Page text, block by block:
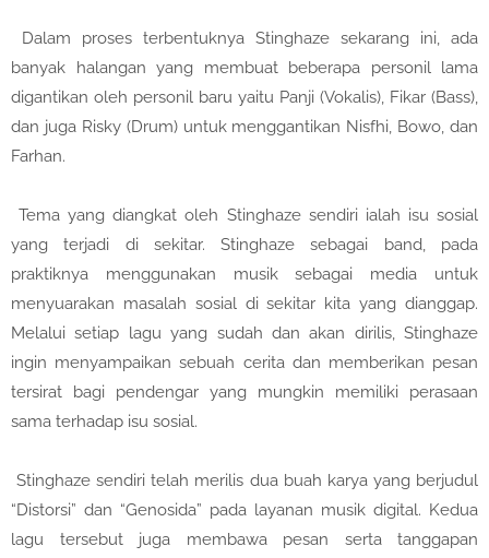
Dalam proses terbentuknya Stinghaze sekarang ini, ada
banyak halangan yang membuat beberapa personil lama
digantikan oleh personil baru yaitu Panji (Vokalis), Fikar (Bass),
dan juga Risky (Drum) untuk menggantikan Nisfhi, Bowo, dan
Farhan.
Tema yang diangkat oleh Stinghaze sendiri ialah isu sosial
yang terjadi di sekitar. Stinghaze sebagai band, pada
praktiknya menggunakan musik sebagai media untuk
menyuarakan masalah sosial di sekitar kita yang dianggap.
Melalui setiap lagu yang sudah dan akan dirilis, Stinghaze
ingin menyampaikan sebuah cerita dan memberikan pesan
tersirat bagi pendengar yang mungkin memiliki perasaan
sama terhadap isu sosial.
Stinghaze sendiri telah merilis dua buah karya yang berjudul
“Distorsi” dan “Genosida” pada layanan musik digital. Kedua
lagu tersebut juga membawa pesan serta tanggapan